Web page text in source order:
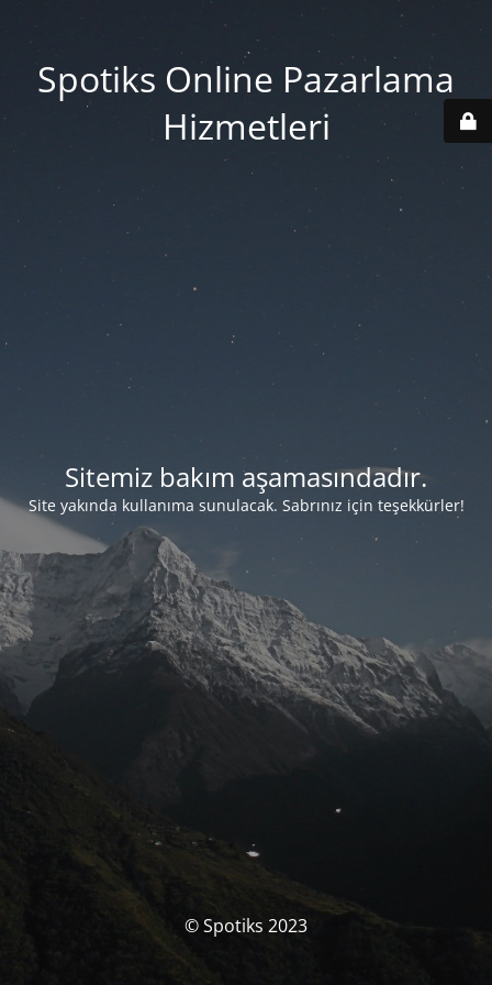
Spotiks Online Pazarlama
Hizmetleri
Sitemiz bakım aşamasındadır.
Site yakında kullanıma sunulacak. Sabrınız için teşekkürler!
© Spotiks 2023